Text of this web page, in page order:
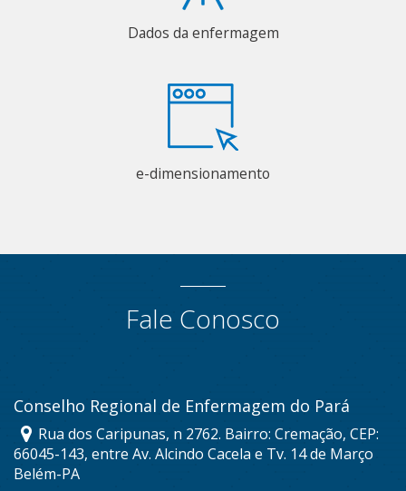
Dados da enfermagem
e-dimensionamento
Fale Conosco
Conselho Regional de Enfermagem do Pará
Rua dos Caripunas, n 2762. Bairro: Cremação, CEP:
66045-143, entre Av. Alcindo Cacela e Tv. 14 de Março
Belém-PA